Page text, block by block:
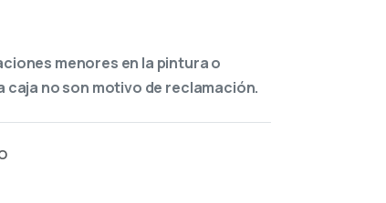
menores en la pintura o
caja no son motivo de reclamación.